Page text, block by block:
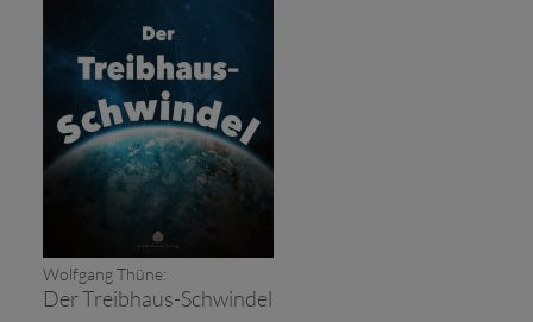
Wolfgang Thüne:
Der Treibhaus-Schwindel